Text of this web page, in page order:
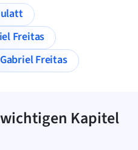
Hulatt
Freitas
Gabriel Freitas
Kapitel